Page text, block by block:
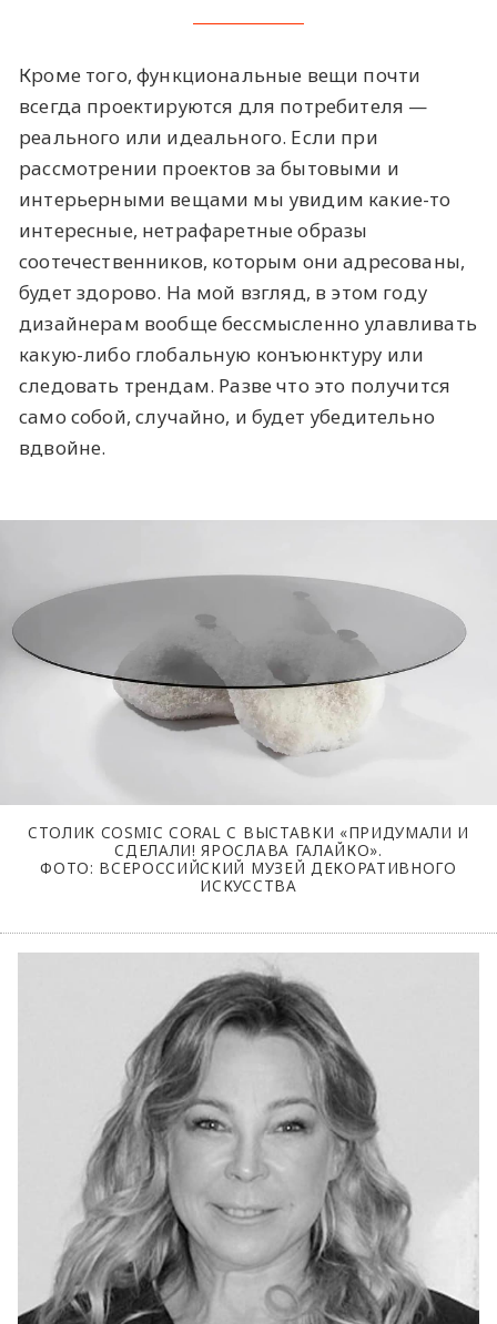
Кроме того, функциональные вещи почти
всегда проектируются для потребителя —
реального или идеального. Если при
рассмотрении проектов за бытовыми и
интерьерными вещами мы увидим какие-то
интересные, нетрафаретные образы
соотечественников, которым они адресованы,
будет здорово. На мой взгляд, в этом году
дизайнерам вообще бессмысленно улавливать
какую-либо глобальную конъюнктуру или
следовать трендам. Разве что это получится
само собой, случайно, и будет убедительно
вдвойне.
СТОЛИК COSMIC CORAL С ВЫСТАВКИ «ПРИДУМАЛИ И
СДЕЛАЛИ! ЯРОСЛАВА ГАЛАЙКО».
ФОТО: ВСЕРОССИЙСКИЙ МУЗЕЙ ДЕКОРАТИВНОГО
ИСКУССТВА